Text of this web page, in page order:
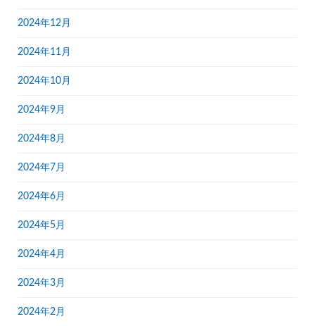
2024年12月
2024年11月
2024年10月
2024年9月
2024年8月
2024年7月
2024年6月
2024年5月
2024年4月
2024年3月
2024年2月